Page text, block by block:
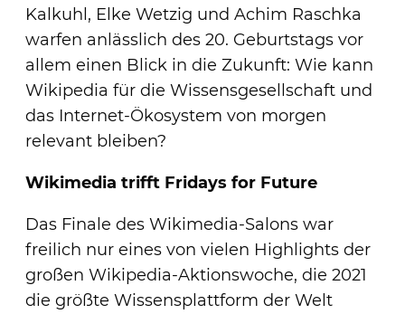
Kalkuhl, Elke Wetzig und Achim Raschka
warfen anlässlich des 20. Geburtstags vor
allem einen Blick in die Zukunft: Wie kann
Wikipedia für die Wissensgesellschaft und
das Internet-Ökosystem von morgen
relevant bleiben?
Wikimedia trifft Fridays for Future
Das Finale des Wikimedia-Salons war
freilich nur eines von vielen Highlights der
großen Wikipedia-Aktionswoche, die 2021
die größte Wissensplattform der Welt